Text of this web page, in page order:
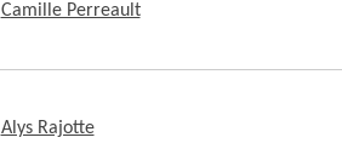
Camille Perreault
Alys Rajotte